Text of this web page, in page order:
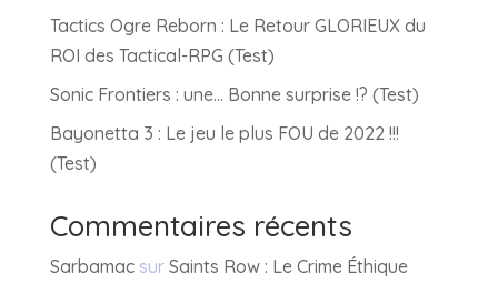
Tactics Ogre Reborn : Le Retour GLORIEUX du
ROI des Tactical-RPG (Test)
Sonic Frontiers : une… Bonne surprise !? (Test)
Bayonetta 3 : Le jeu le plus FOU de 2022 !!!
(Test)
Commentaires récents
Sarbamacsur Saints Row : Le Crime Éthique